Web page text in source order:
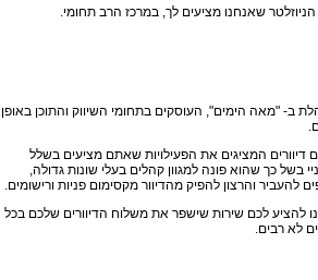
שאנחנו מציעים לך, במרכז הרב תחומי.
ב- "מאה הימים", העוסקים בתחומי השיווק והתוכן באופן
דיוורים המציגים את הפעילויות שאתם מציעים בשלל
בשל כך שהוא פונה למגוון קהלים בעלי שונות גדולה,
והרצון להפיק מהדיוור מקסימום פניות ורישומים.
להציע לכם שירות שישפר את משלוח הדיוורים שלכם בכל
לא רבים.